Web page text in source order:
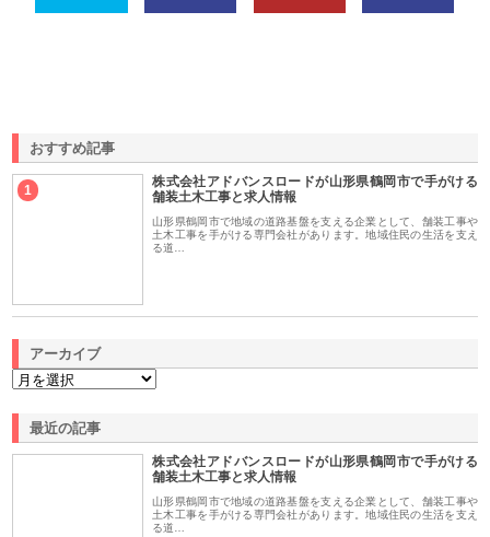
おすすめ記事
1
株式会社アドバンスロードが山形県鶴岡市で手がける
舗装土木工事と求人情報
山形県鶴岡市で地域の道路基盤を支える企業として、舗装工事や
土木工事を手がける専門会社があります。地域住民の生活を支え
る道…
アーカイブ
最近の記事
株式会社アドバンスロードが山形県鶴岡市で手がける
舗装土木工事と求人情報
山形県鶴岡市で地域の道路基盤を支える企業として、舗装工事や
土木工事を手がける専門会社があります。地域住民の生活を支え
る道…